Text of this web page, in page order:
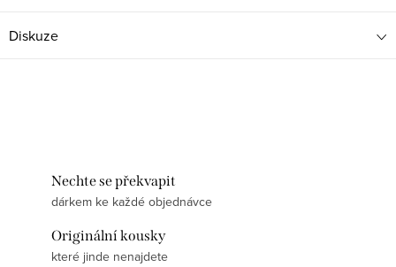
Diskuze
Nechte se překvapit
dárkem ke každé objednávce
Originální kousky
které jinde nenajdete